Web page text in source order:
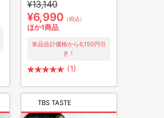
トDX／3本セット
¥13,140
¥6,990 （税込）
ほか1商品
単品合計価格から6,150円引
き！
(1)
TBS TASTE